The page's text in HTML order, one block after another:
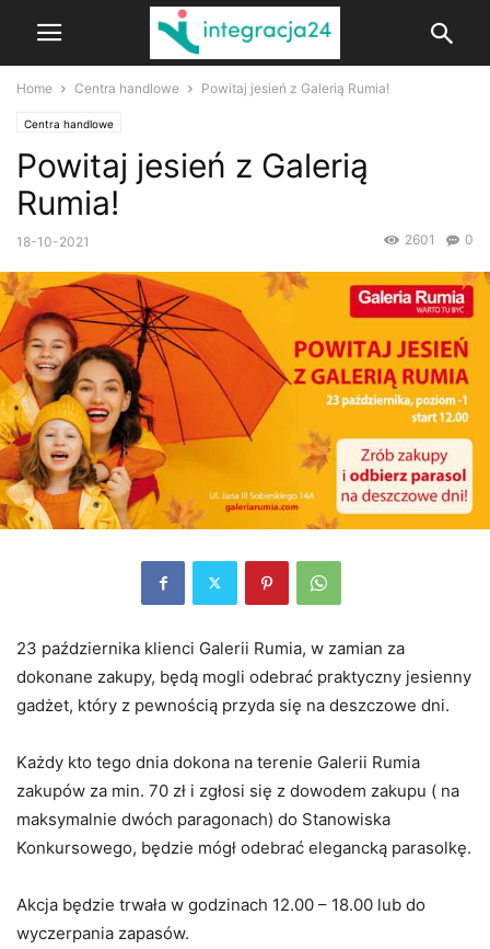
Home Centra handlowe Powitaj jesień z Galerią Rumia!
Centra handlowe
Powitaj jesień z Galerią
Rumia!
18-10-2021 0
2601
23 października klienci Galerii Rumia, w zamian za
dokonane zakupy, będą mogli odebrać praktyczny jesienny
gadżet, który z pewnością przyda się na deszczowe dni.
Każdy kto tego dnia dokona na terenie Galerii Rumia
zakupów za min. 70 zł i zgłosi się z dowodem zakupu ( na
maksymalnie dwóch paragonach) do Stanowiska
Konkursowego, będzie mógł odebrać elegancką parasolkę.
Akcja będzie trwała w godzinach 12.00 – 18.00 lub do
wyczerpania zapasów.